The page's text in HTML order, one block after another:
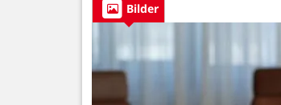
Bilder